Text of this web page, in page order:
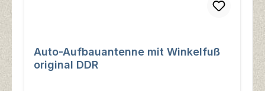
Auto-Aufbauantenne mit Winkelfuß
original DDR